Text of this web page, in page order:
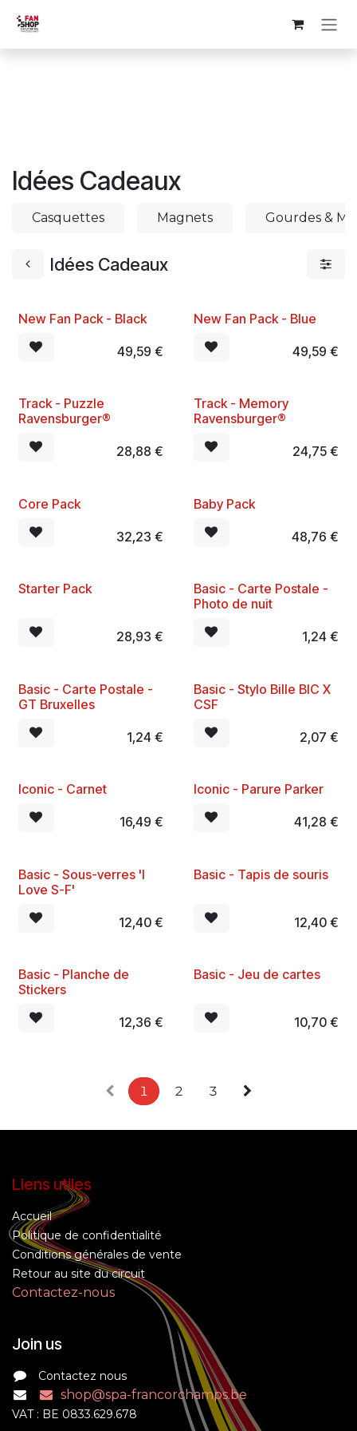
Idées Cadeaux
Casquettes Magnets Gourdes &
Idées Cadeaux
New Fan Pack - Black
49,59 €
New Fan Pack - Blue
49,59 €
Track - Puzzle
Ravensburger®
28,88 €
Track - Memory
Ravensburger®
24,75€
Core Pack
32,23 €
Baby Pack
48,76 €
Starter Pack
28,93 €
New
Basic - Carte Postale -
Photo de nuit
1,24 €
New
Basic - Carte Postale -
GT Bruxelles
1,24 €
New
Basic - Stylo Bille BIC X
CSF
2,07 €
New
Iconic - Carnet
16,49 €
New
Iconic - Parure Parker
41,28 €
New
Basic - Sous-verres 'I
Love S-F'
12,40€
New
Basic - Tapis de souris
12,40€
Basic - Planche de
Stickers
12,36 €
New
Basic - Jeu de cartes
10,70€
1 2 3
Liens utiles
Accueil
Politique de confidentialité
Conditions générales de vente
Retour au site du circuit
Contactez-nous
Join us
Contactez nous
shop@spa-francorchamps.be
VAT : BE 0833.629.678